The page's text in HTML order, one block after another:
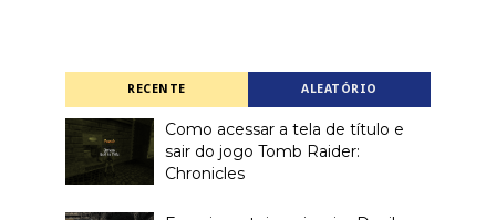
RECENTE ALEATÓRIO
Como acessar a tela de título e
sair do jogo Tomb Raider:
Chronicles